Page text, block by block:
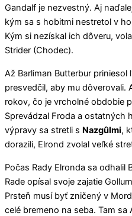
Gandalf je nezvestný. Aj
kým sa s hobitmi nestretol v
Kým si nezískal ich dôveru,
Strider (Chodec).
Až Barliman Butterbur
presvedčil, aby mu dôverovali.
rokov, čo je vrcholné obdobie
Sprevádzal Froda a ostatných
výpravy sa stretli s Nazgûlmi,
dorazili, Elrond zvolal veľké
Počas Rady Elronda sa odhalil
Rade opísal svoje zajatie
Prsteň musí byť zničený v
celé bremeno na seba. Tam